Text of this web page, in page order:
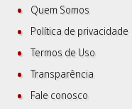
Quem Somos
Política de privacidade
Termos de Uso
Transparência
Fale conosco